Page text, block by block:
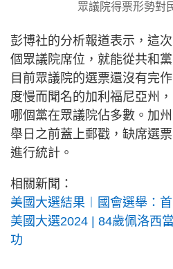
眾議院得票形勢對
彭博社的分析報道表示，這
個眾議院席位，就能從共和
目前眾議院的選票還沒有完
度慢而聞名的加利福尼亞州
哪個黨在眾議院佔多數。加
舉日之前蓋上郵戳，缺席選
進行統計。
相關新聞：
美國大選結果︱國會選舉：
美國大選2024 | 84歲佩洛西
功